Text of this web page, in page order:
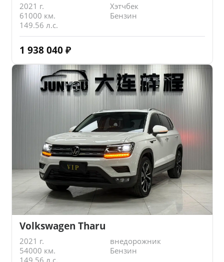
2021 г.
Хэтчбек
61000 км.
Бензин
149.56 л.с.
1 938 040 ₽
Volkswagen Tharu
2021 г.
внедорожник
54000 км.
Бензин